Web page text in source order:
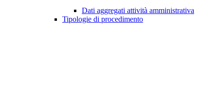
Dati aggregati attività amministrativa
Tipologie di procedimento